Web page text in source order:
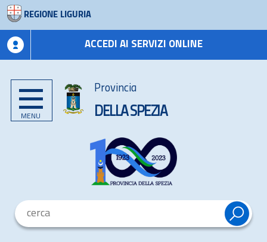
REGIONE LIGURIA
ACCEDI AI SERVIZI ONLINE
MENU
Provincia
DELLA SPEZIA